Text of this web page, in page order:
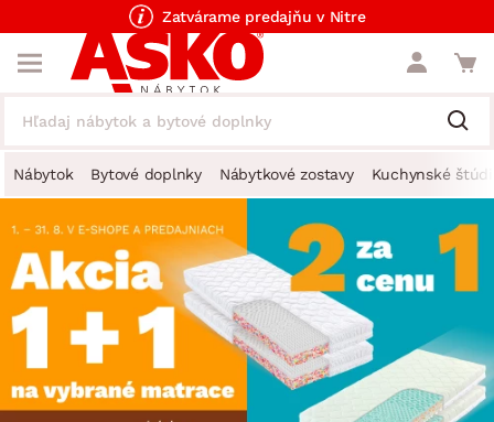
Zatvárame predajňu v Nitre
Nábytok Bytové doplnky Nábytkové zostavy Kuchynské